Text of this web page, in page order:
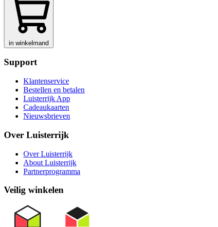
in winkelmand
Support
Klantenservice
Bestellen en betalen
Luisterrijk App
Cadeaukaarten
Nieuwsbrieven
Over Luisterrijk
Over Luisterrijk
About Luisterrijk
Partnerprogramma
Veilig winkelen